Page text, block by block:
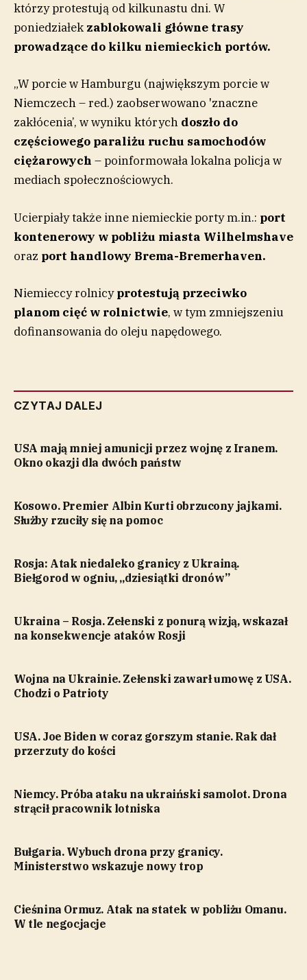
którzy protestują od kilkunastu dni. W
poniedziałek zablokowali główne trasy
prowadzące do kilku niemieckich portów.
„W porcie w Hamburgu (największym porcie w
Niemczech – red.) zaobserwowano 'znaczne
zakłócenia’, w wyniku których doszło do
częściowego paraliżu ruchu samochodów
ciężarowych – poinformowała lokalna policja w
mediach społecznościowych.
Ucierpiały także inne niemieckie porty m.in.: port
kontenerowy w pobliżu miasta Wilhelmshave
oraz port handlowy Brema-Bremerhaven.
Niemieccy rolnicyprotestują przeciwko
planom cięć w rolnictwie, w tym zmniejszeniu
dofinansowania do oleju napędowego.
CZYTAJ DALEJ
USA mają mniej amunicji przez wojnę z Iranem.
Okno okazji dla dwóch państw
Kosowo. Premier Albin Kurti obrzucony jajkami.
Służby rzuciły się na pomoc
Rosja: Atak niedaleko granicy z Ukrainą.
Biełgorod w ogniu, „dziesiątki dronów”
Ukraina – Rosja. Zełenski z ponurą wizją, wskazał
na konsekwencje ataków Rosji
Wojna na Ukrainie. Zełenski zawarł umowę z USA.
Chodzi o Patrioty
USA. Joe Biden w coraz gorszym stanie. Rak dał
przerzuty do kości
Niemcy. Próba ataku na ukraiński samolot. Drona
strącił pracownik lotniska
Bułgaria. Wybuch drona przy granicy.
Ministerstwo wskazuje nowy trop
Cieśnina Ormuz. Atak na statek w pobliżu Omanu.
W tle negocjacje